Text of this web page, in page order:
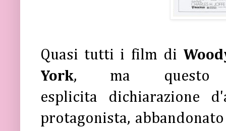
Quasi tutti i film di
York, ma questo
esplicita
dichiarazione
protagonista,